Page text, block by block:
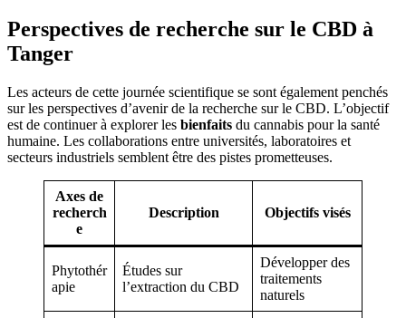
Perspectives de recherche sur le CBD à
Tanger
Les acteurs de cette journée scientifique se sont également penchés
sur les perspectives d’avenir de la recherche sur le CBD. L’objectif
est de continuer à explorer les bienfaits du cannabis pour la santé
humaine. Les collaborations entre universités, laboratoires et
secteurs industriels semblent être des pistes prometteuses.
Axes de
recherch
e
Description Objectifs visés
Phytothér
apie
Études sur
l’extraction du CBD
Développer des
traitements
naturels